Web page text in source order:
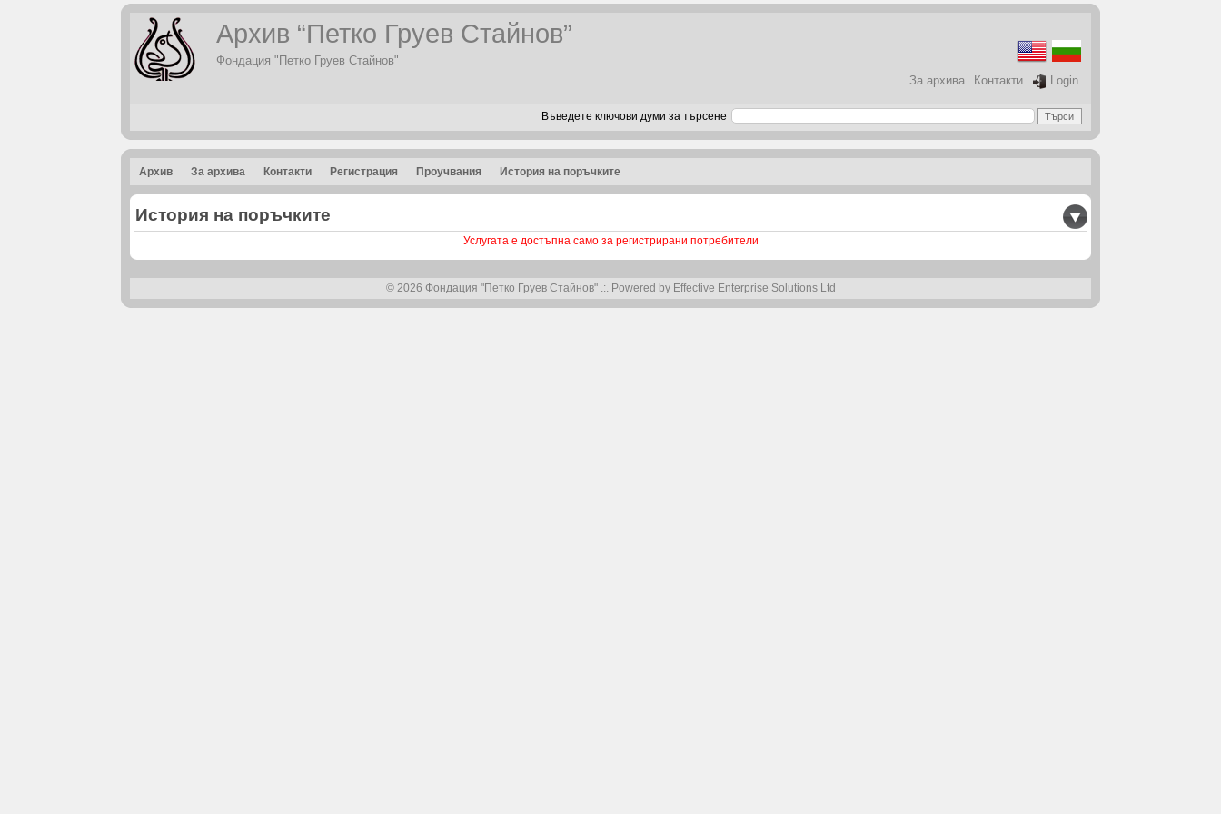
Архив “Петко Груев Стайнов”
Фондация "Петко Груев Стайнов"
За архива
Контакти Login
Въведете ключови думи за търсене
Архив За архива Контакти Регистрация Проучвания История на поръчките
История на поръчките
Услугата е достъпна само за регистрирани потребители
© 2026 Фондация "Петко Груев Стайнов" .:. Powered by Effective Enterprise Solutions Ltd